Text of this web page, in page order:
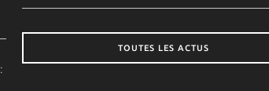
TOUTES LES ACTUS